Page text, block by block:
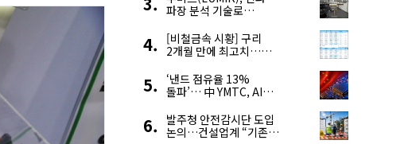
파장 분석 기술로
[비철금속 시황] 구리
2개월 만에 최고치…
우려 확대
‘낸드 점유율 13%
돌파’… 中 YMTC, AI
4위 맹추격
발주청 안전감시단 도입
논의…건설업계 “기존